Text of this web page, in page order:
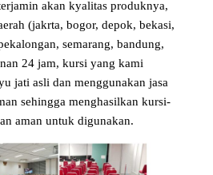
akan kyalitas produknya,
(jakrta, bogor, depok, bekasi,
semarang, bandung,
24 jam, kursi yang kami
jati asli dan menggunakan jasa
sehingga menghasilkan kursi-
aman untuk digunakan.